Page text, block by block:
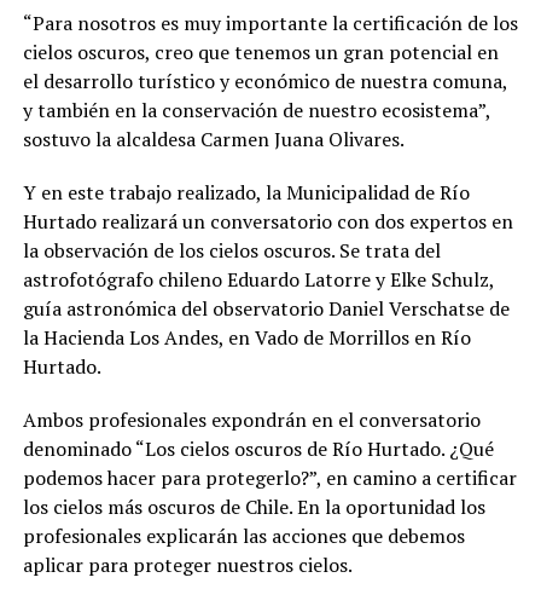
“Para nosotros es muy importante la certificación de los
cielos oscuros, creo que tenemos un gran potencial en
el desarrollo turístico y económico de nuestra comuna,
y también en la conservación de nuestro ecosistema”,
sostuvo la alcaldesa Carmen Juana Olivares.
Y en este trabajo realizado, la Municipalidad de Río
Hurtado realizará un conversatorio con dos expertos en
la observación de los cielos oscuros. Se trata del
astrofotógrafo chileno Eduardo Latorre y Elke Schulz,
guía astronómica del observatorio Daniel Verschatse de
la Hacienda Los Andes, en Vado de Morrillos en Río
Hurtado.
Ambos profesionales expondrán en el conversatorio
denominado “Los cielos oscuros de Río Hurtado. ¿Qué
podemos hacer para protegerlo?”, en camino a certificar
los cielos más oscuros de Chile. En la oportunidad los
profesionales explicarán las acciones que debemos
aplicar para proteger nuestros cielos.